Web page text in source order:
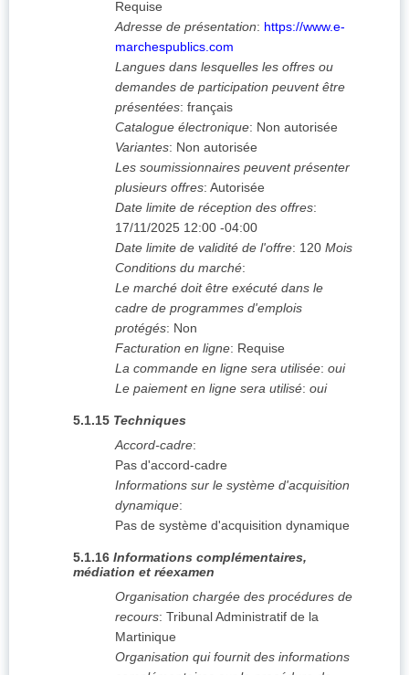
Requise
Adresse de présentation: https://www.e-
marchespublics.com
Langues dans lesquelles les offres ou
demandes de participation peuvent être
présentées: français
Catalogue électronique: Non autorisée
Variantes: Non autorisée
Les soumissionnaires peuvent présenter
plusieurs offres: Autorisée
Date limite de réception des offres:
17/11/2025 12:00 -04:00
Date limite de validité de l'offre: 120 Mois
Conditions du marché:
Le marché doit être exécuté dans le
cadre de programmes d'emplois
protégés: Non
Facturation en ligne: Requise
La commande en ligne sera utilisée: oui
Le paiement en ligne sera utilisé: oui
5.1.15 Techniques
Accord-cadre:
Pas d'accord-cadre
Informations sur le système d'acquisition
dynamique:
Pas de système d'acquisition dynamique
5.1.16 Informations complémentaires,
médiation et réexamen
Organisation chargée des procédures de
recours: Tribunal Administratif de la
Martinique
Organisation qui fournit des informations